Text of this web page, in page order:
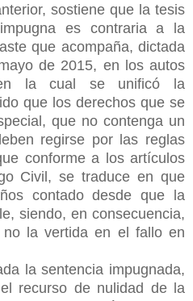
sostiene que la tesis
es contraria a la
que acompaña, dictada
de 2015, en los autos
la cual se unificó la
que los derechos que se
que no contenga un
regirse por las reglas
conforme a los artículos
Civil, se traduce en que
contado desde que la
siendo, en consecuencia,
la vertida en el fallo en
la sentencia impugnada,
recurso de nulidad de la